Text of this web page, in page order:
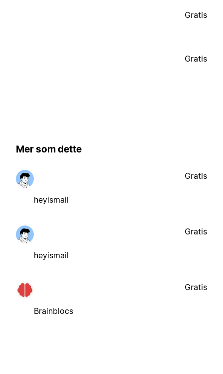
Gratis
Gratis
Mer som dette
heyismail
Gratis
heyismail
Gratis
Brainblocs
Gratis